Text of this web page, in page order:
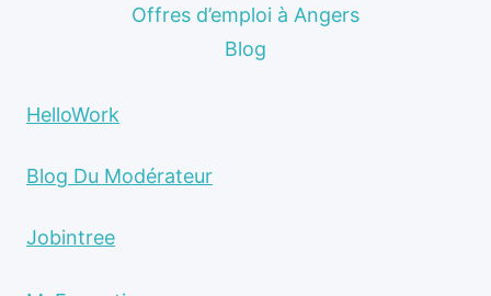
Offres d’emploi à Angers
Blog
HelloWork
Blog Du Modérateur
Jobintree